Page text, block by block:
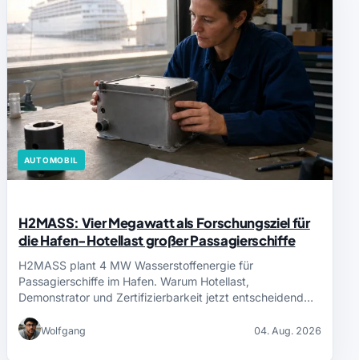
AUTOMOBIL
H2MASS: Vier Megawatt als Forschungsziel für
die Hafen-Hotellast großer Passagierschiffe
H2MASS plant 4 MW Wasserstoffenergie für
Passagierschiffe im Hafen. Warum Hotellast,
Demonstrator und Zertifizierbarkeit jetzt entscheidend…
Wolfgang 04. Aug. 2026